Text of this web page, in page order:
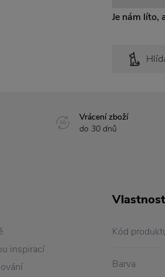
Je nám líto,
Vrácení zboží
do 30 dnů
inspirací
Kód
Barva